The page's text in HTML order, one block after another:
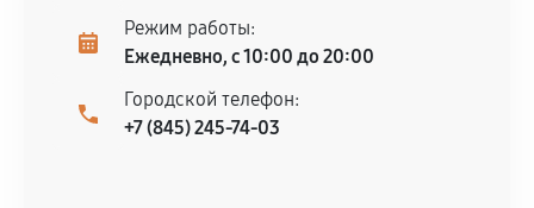
Режим работы:
Ежедневно, с 10:00 до 20:00
Городской телефон:
+7 (845) 245-74-03